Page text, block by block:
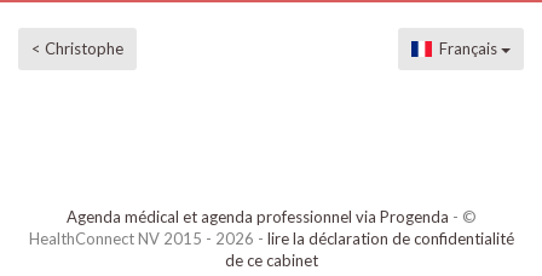
< Christophe Français
Agenda médical et agenda professionnel via Progenda - ©
HealthConnect NV 2015 - 2026 - lire la déclaration de confidentialité
de ce cabinet